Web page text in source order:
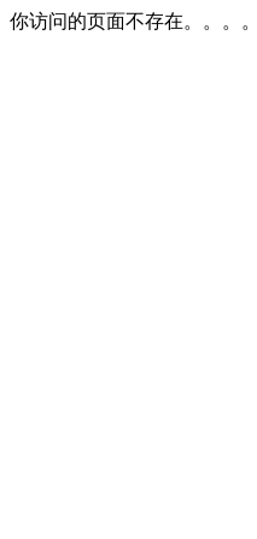
你访问的页面不存在。。。。